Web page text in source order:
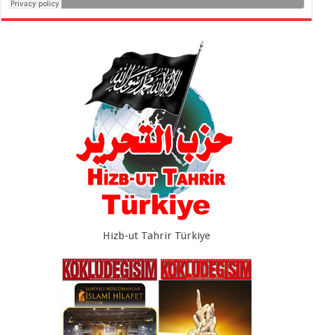
Hizb-ut Tahrir Türkiye